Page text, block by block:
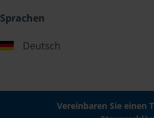
Sprachen
Deutsch
Vereinbaren Sie einen